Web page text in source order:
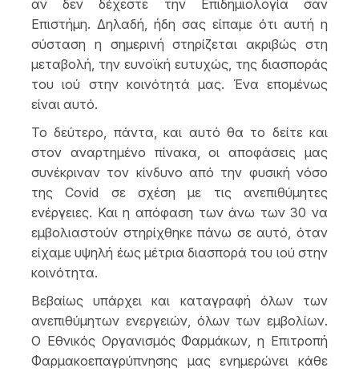
αν δεν δέχεστε την Επιδημιολογία σαν
Επιστήμη. Δηλαδή, ήδη σας είπαμε ότι αυτή η
σύσταση η σημερινή στηρίζεται ακριβώς στη
μεταβολή, την ευνοϊκή ευτυχώς, της διασποράς
του ιού στην κοινότητά μας. Ένα επομένως
είναι αυτό.
Το δεύτερο, πάντα, και αυτό θα το δείτε και
στον αναρτημένο πίνακα, οι αποφάσεις μας
συνέκριναν τον κίνδυνο από την φυσική νόσο
της Covid σε σχέση με τις ανεπιθύμητες
ενέργειες. Και η απόφαση των άνω των 30 να
εμβολιαστούν στηρίχθηκε πάνω σε αυτό, όταν
είχαμε υψηλή έως μέτρια διασπορά του ιού στην
κοινότητα.
Βεβαίως υπάρχει και καταγραφή όλων των
ανεπιθύμητων ενεργειών, όλων των εμβολίων.
Ο Εθνικός Οργανισμός Φαρμάκων, η Επιτροπή
Φαρμακοεπαγρύπνησης μας ενημερώνει κάθε